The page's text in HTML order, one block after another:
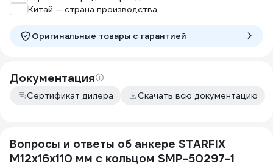
Китай — страна производства
Оригинальные товары c гарантией
Документация
Сертификат дилера Скачать всю документацию
Вопросы и ответы об анкере STARFIX
М12x16x110 мм с кольцом SMP-50297-1